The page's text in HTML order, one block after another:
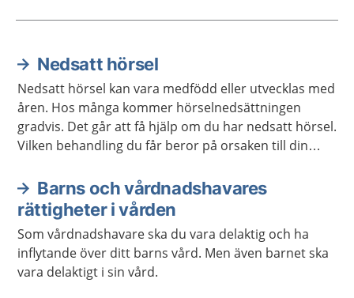
Aktuella artiklar
Nedsatt hörsel
Nedsatt hörsel kan vara medfödd eller utvecklas med
åren. Hos många kommer hörselnedsättningen
gradvis. Det går att få hjälp om du har nedsatt hörsel.
Vilken behandling du får beror på orsaken till din
Barns och vårdnadshavares
rättigheter i vården
Som vårdnadshavare ska du vara delaktig och ha
inflytande över ditt barns vård. Men även barnet ska
vara delaktigt i sin vård.